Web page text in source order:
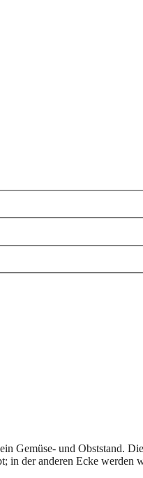
und Obststand.
der anderen Ecke